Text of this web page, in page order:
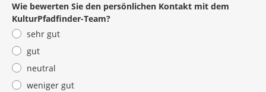
Wie bewerten Sie den persönlichen Kontakt mit dem
KulturPfadfinder-Team?
sehr gut
gut
neutral
weniger gut